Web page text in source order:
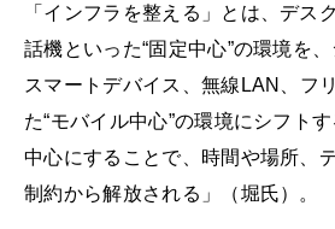
「インフラを整える」とは、デス
話機といった“固定中心”の環境を
スマートデバイス、無線LAN、フ
た“モバイル中心”の環境にシフト
中心にすることで、時間や場所、
制約から解放される」（堀氏）。